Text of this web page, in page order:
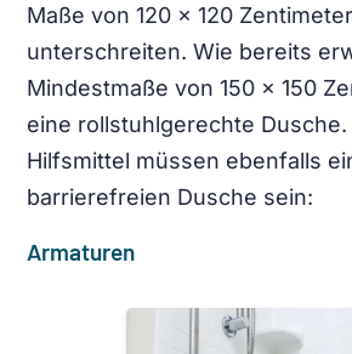
Maße von 120 x 120
unterschreiten. Wie bereits
Mindestmaße von 150 x 150
eine rollstuhlgerechte Dusche.
Hilfsmittel müssen ebenfalls
barrierefreien Dusche sein:
Armaturen